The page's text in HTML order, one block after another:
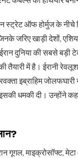
स्ट्रेट ऑफ होर्मुज के
जरिए खाड़ी देशों,
दुनिया की सबसे
तैयारी में है। ईरानी
इब्राहिम
धमकी दी। उन्होंने
गूगल, माइक्रोसॉफ्ट,